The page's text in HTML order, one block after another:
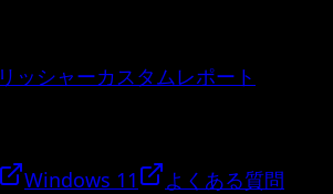
ッシャーカスタムレポート
Windows 11
よくある質問